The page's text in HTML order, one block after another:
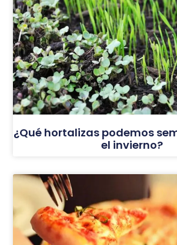
¿Qué hortalizas podemos
el invierno?